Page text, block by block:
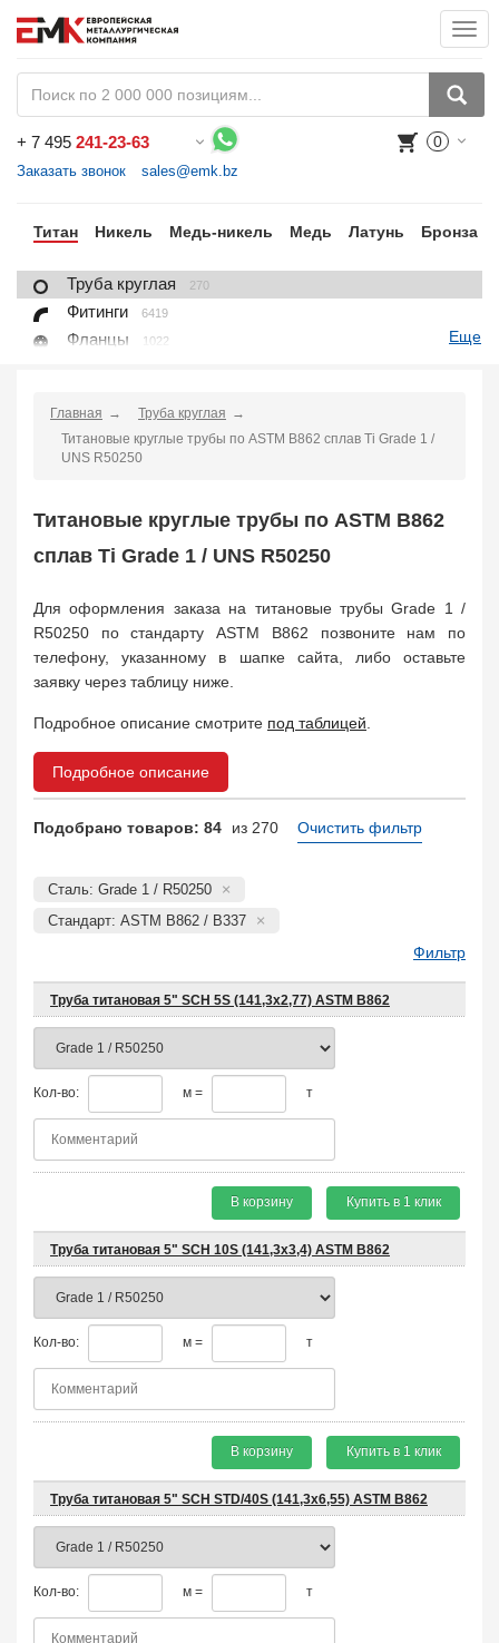
+ 7 495 241-23-63
Заказать звонок sales@emk.bz
0
Титан Никель Медь-никель Медь Латунь Бронза
Труба круглая 270
Фитинги 6419
Фланцы 1022
Проволока 16
Поковка
Еще
Главная
Труба круглая
Титановые круглые трубы по ASTM B862 сплав Ti Grade 1 /
UNS R50250
Титановые круглые трубы по ASTM B862
сплав Ti Grade 1 / UNS R50250
Для оформления заказа на титановые трубы Grade 1 /
R50250 по стандарту ASTM B862 позвоните нам по
телефону, указанному в шапке сайта, либо оставьте
заявку через таблицу ниже.
Подробное описание смотрите под таблицей
Подробное описание
Подобрано товаров: 84 из 270 Очистить фильтр
Сталь: Grade 1 / R50250
Стандарт: ASTM B862 / B337
Фильтр
Труба титановая 5" SCH 5S (141,3x2,77) ASTM B862
Кол-во: м = т
В корзину Купить в 1 клик
Труба титановая 5" SCH 10S (141,3x3,4) ASTM B862
Кол-во: м = т
В корзину Купить в 1 клик
Труба титановая 5" SCH STD/40S (141,3x6,55) ASTM B862
Кол-во: м = т